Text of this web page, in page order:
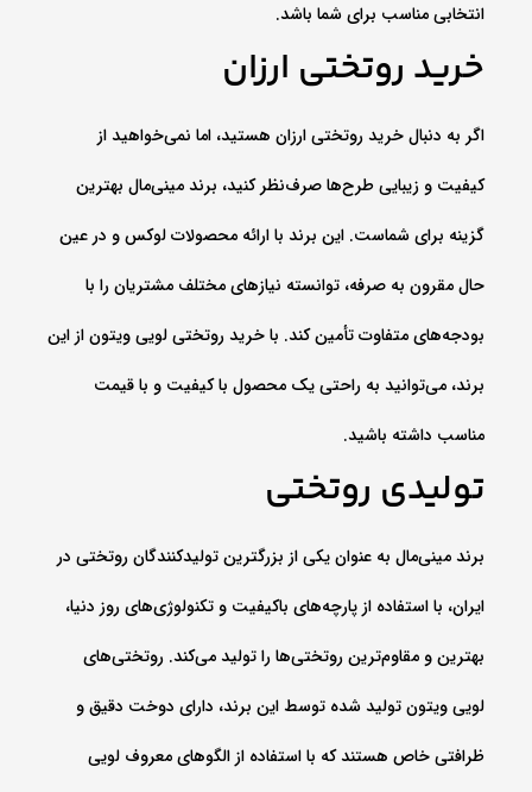
انتخابی مناسب برای شما باشد.
خرید روتختی ارزان
اگر به دنبال خرید روتختی ارزان هستید، اما نمی‌خواهید از
کیفیت و زیبایی طرح‌ها صرف‌نظر کنید، برند مینی‌مال بهترین
گزینه برای شماست. این برند با ارائه محصولات لوکس و در عین
حال مقرون به صرفه، توانسته نیازهای مختلف مشتریان را با
بودجه‌های متفاوت تأمین کند. با خرید روتختی لویی ویتون از این
برند، می‌توانید به راحتی یک محصول با کیفیت و با قیمت
مناسب داشته باشید.
تولیدی روتختی
برند مینی‌مال به عنوان یکی از بزرگترین تولیدکنندگان روتختی در
ایران، با استفاده از پارچه‌های باکیفیت و تکنولوژی‌های روز دنیا،
بهترین و مقاوم‌ترین روتختی‌ها را تولید می‌کند. روتختی‌های
لویی ویتون تولید شده توسط این برند، دارای دوخت دقیق و
ظرافتی خاص هستند که با استفاده از الگوهای معروف لویی